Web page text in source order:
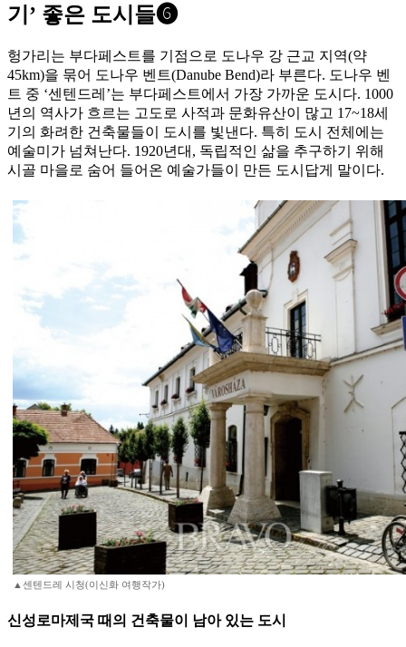
기’ 좋은 도시들❻
헝가리는 부다페스트를 기점으로 도나우 강 근교 지역(약
45km)을 묶어 도나우 벤트(Danube Bend)라 부른다. 도나우 벤
트 중 ‘센텐드레’는 부다페스트에서 가장 가까운 도시다. 1000
년의 역사가 흐르는 고도로 사적과 문화유산이 많고 17~18세
기의 화려한 건축물들이 도시를 빛낸다. 특히 도시 전체에는
예술미가 넘쳐난다. 1920년대, 독립적인 삶을 추구하기 위해
시골 마을로 숨어 들어온 예술가들이 만든 도시답게 말이다.
▲센텐드레 시청(이신화 여행작가)
신성로마제국 때의 건축물이 남아 있는 도시